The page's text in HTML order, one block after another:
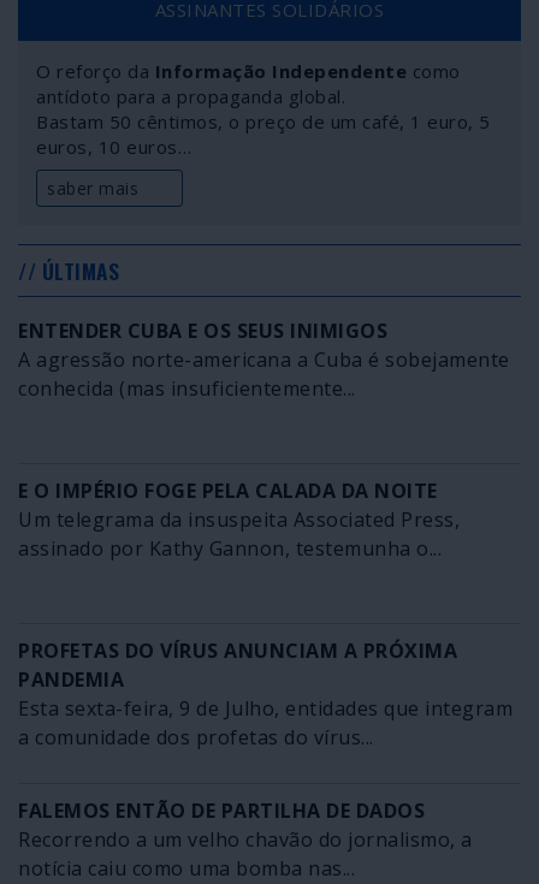
do governo de Tripoli reconhecido pela ONU e a União
Europeia, é apenas um dos muitos movimentos em
curso na sombra dos holofotes mediáticos. E a Turquia
acaba de aprovar o envio de tropas regulares para a
Líbia.
ASSINANTES SOLIDÁRIOS
O reforço da Informação Independente como
antídoto para a propaganda global.
Bastam 50 cêntimos, o preço de um café, 1 euro, 5
euros, 10 euros…
saber mais
// ÚLTIMAS
ENTENDER CUBA E OS SEUS INIMIGOS
A agressão norte-americana a Cuba é sobejamente
conhecida (mas insuficientemente...
E O IMPÉRIO FOGE PELA CALADA DA NOITE
Um telegrama da insuspeita Associated Press,
assinado por Kathy Gannon, testemunha o...
PROFETAS DO VÍRUS ANUNCIAM A PRÓXIMA
PANDEMIA
Esta sexta-feira, 9 de Julho, entidades que integram
a comunidade dos profetas do vírus...
FALEMOS ENTÃO DE PARTILHA DE DADOS
Recorrendo a um velho chavão do jornalismo, a
notícia caiu como uma bomba nas...